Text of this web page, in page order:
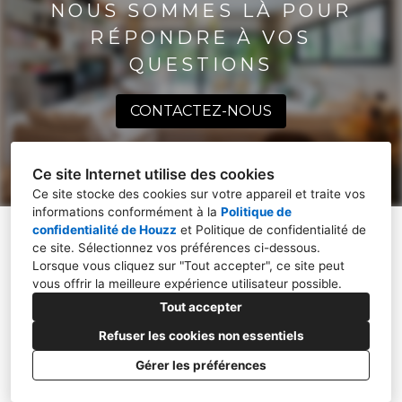
Ce site Internet utilise des cookies
Ce site stocke des cookies sur votre appareil et traite vos
informations conformément à la Politique de
confidentialité de Houzz et Politique de confidentialité de
ce site. Sélectionnez vos préférences ci-dessous.
Lorsque vous cliquez sur "Tout accepter", ce site peut
vous offrir la meilleure expérience utilisateur possible.
Tout accepter
Refuser les cookies non essentiels
Gérer les préférences
NOUS SOMMES LÀ POUR
RÉPONDRE À VOS
QUESTIONS
CONTACTEZ-NOUS
01600, TREVOUX
06 13 81 25 99
celinebizet.archi@gmail.com
CRÉÉ AVEC
Politique de confidentialité
Paramétrage des cookies